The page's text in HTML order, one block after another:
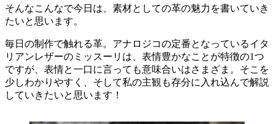
そんなこんなで今日は、素材としての革の魅力を書いていき
たいと思います。
毎日の制作で触れる革。アナロジコの定番となっているイタ
リアンレザーのミッスーリは、表情豊かなことが特徴の1つ
ですが、表情と一口に言っても意味合いはさまざま。そこを
少しわかりやすく、そして私の主観も存分に入れ込んで解説
していきたいと思います！